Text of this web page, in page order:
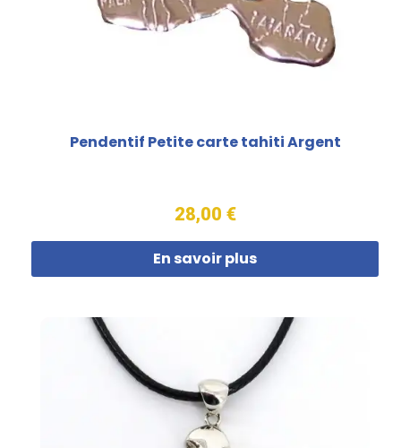
Pendentif Petite carte tahiti Argent
28,00 €
En savoir plus